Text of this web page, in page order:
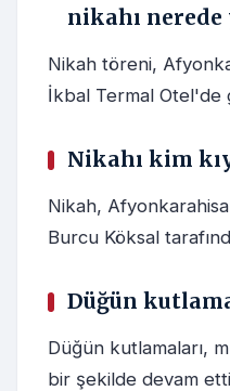
nikahı nerede
Nikah töreni,
İkbal Termal Otel'de
Nikahı kim
Nikah,
Burcu Köksal
Düğün
Düğün kutlamaları,
bir şekilde devam